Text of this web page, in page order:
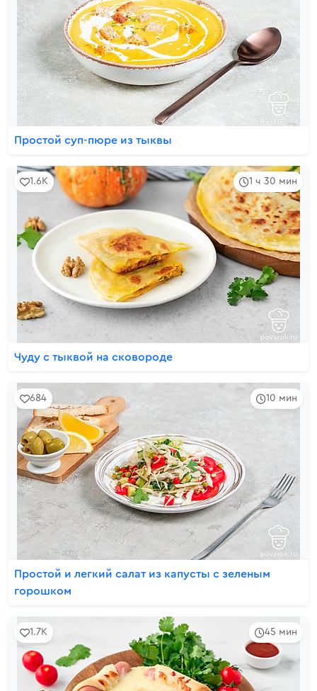
Простой суп-пюре из тыквы
1 ч 30 мин
1.6K
Чуду с тыквой на сковороде
10 мин
684
Простой и легкий салат из капусты с зеленым
горошком
45 мин
1.7K